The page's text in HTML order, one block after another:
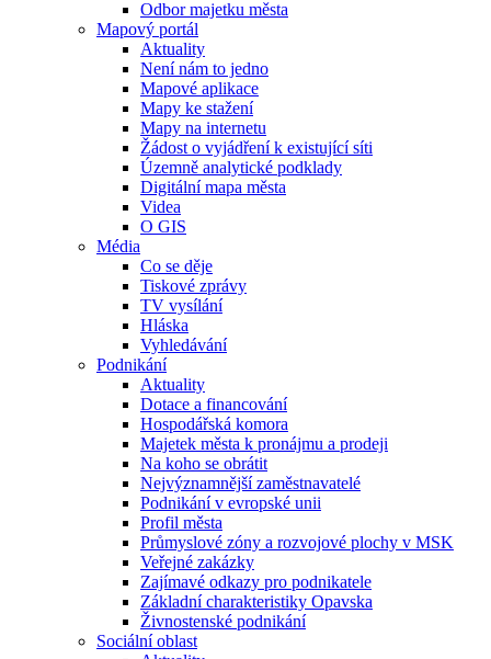
Odbor majetku města
Mapový portál
Aktuality
Není nám to jedno
Mapové aplikace
Mapy ke stažení
Mapy na internetu
Žádost o vyjádření k existující síti
Územně analytické podklady
Digitální mapa města
Videa
O GIS
Média
Co se děje
Tiskové zprávy
TV vysílání
Hláska
Vyhledávání
Podnikání
Aktuality
Dotace a financování
Hospodářská komora
Majetek města k pronájmu a prodeji
Na koho se obrátit
Nejvýznamnější zaměstnavatelé
Podnikání v evropské unii
Profil města
Průmyslové zóny a rozvojové plochy v MSK
Veřejné zakázky
Zajímavé odkazy pro podnikatele
Základní charakteristiky Opavska
Živnostenské podnikání
Sociální oblast